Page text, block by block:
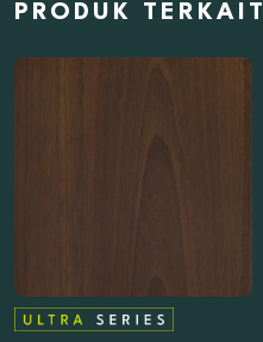
PRODUK TERKAIT